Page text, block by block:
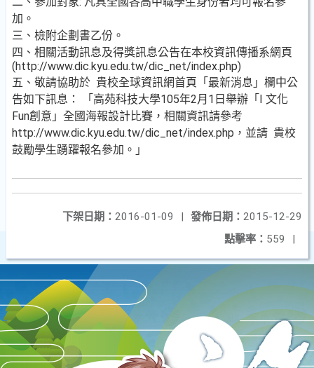
加。
三、檢附企劃書乙份。
四、相關活動訊息及得獎訊息公告在本校資訊傳播系網頁
(http://www.dic.kyu.edu.tw/dic_net/index.php)
五、敬請協助於 貴校全球資訊網首頁「最新消息」欄中公
告如下訊息： 「高苑科技大學105年2月1日舉辦「I 文化
Fun創意」全國海報設計比賽，相關資訊請參考
http://www.dic.kyu.edu.tw/dic_net/index.php，並請 貴校
鼓勵學生踴躍報名參加。」
發佈日期： 2015-12-29
下架日期： 2016-01-09
|
點擊率： 559 |